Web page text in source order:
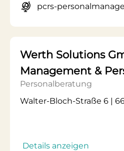
pcrs-
Werth Solutions
Management &
Personalberatung
Walter-Bloch-Straße 6 |
Details anzeigen